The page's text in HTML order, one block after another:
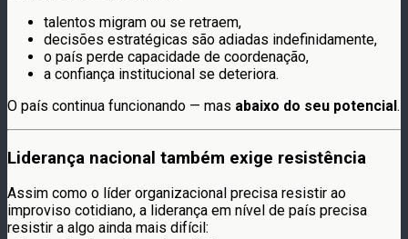
talentos migram ou se retraem,
decisões estratégicas são adiadas indefinidamente,
o país perde capacidade de coordenação,
a confiança institucional se deteriora.
O país continua funcionando — mas abaixo do seu potencial.
Liderança nacional também exige resistência
Assim como o líder organizacional precisa resistir ao
improviso cotidiano, a liderança em nível de país precisa
resistir a algo ainda mais difícil: